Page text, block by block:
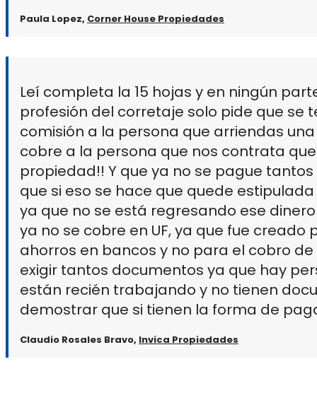
Paula Lopez, Corner House Propiedades
Leí completa la 15 hojas y en ningún
profesión del corretaje solo pide que se
comisión a la persona que arriendas
cobre a la persona que nos contrata
propiedad!! Y que ya no se pague
que si eso se hace que quede
ya que no se está regresando ese
ya no se cobre en UF, ya que fue creado
ahorros en bancos y no para el cobro de
exigir tantos documentos ya que hay
están recién trabajando y no tienen
demostrar que si tienen la forma de
Claudio Rosales Bravo, Invica Propiedades